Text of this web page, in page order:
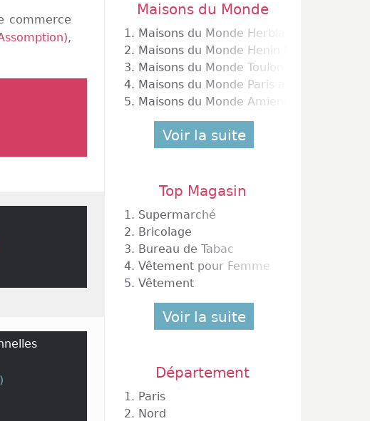
commerce
,
Maisons du Monde
1. Maisons du Monde Herblay
2. Maisons du Monde Henin Beaumont
3. Maisons du Monde Toulon
4. Maisons du Monde Paris avenue d'Italie
5. Maisons du Monde Amiens
Voir la suite
Top Magasin
1. Supermarché
2. Bricolage
3. Bureau de Tabac
4. Vêtement pour Femme
5. Vêtement
Voir la suite
Département
1. Paris
2. Nord